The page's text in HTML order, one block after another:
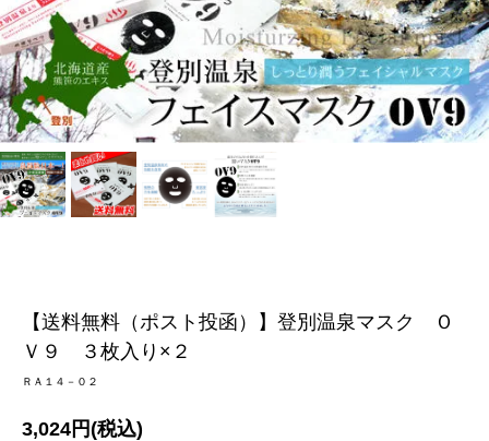
【送料無料（ポスト投函）】登別温泉マスク Ｏ
Ｖ９ ３枚入り×２
ＲＡ１４－０２
3,024円(税込)